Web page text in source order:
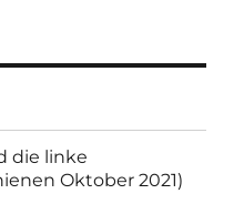
die linke
Oktober 2021)